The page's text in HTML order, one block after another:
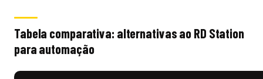
Tabela comparativa: alternativas ao RD Station
para automação